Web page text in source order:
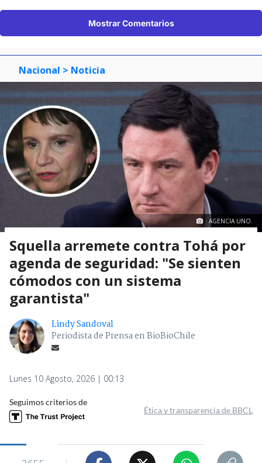
Mostrar Comentarios
Nacional > Noticia
AGENCIA UNO.
Squella arremete contra Tohá por
agenda de seguridad: "Se sienten
cómodos con un sistema
garantista"
Lindy Sandoval
Periodista de Prensa en BioBioChile
Lunes 10 Agosto, 2026 | 00:13
Seguimos criterios de
Ética y transparencia de BBCL